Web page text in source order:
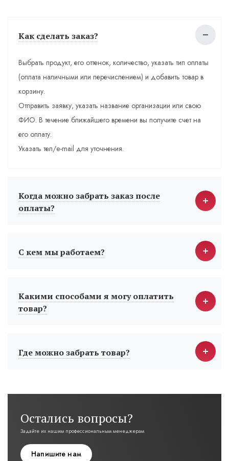
Как сделать заказ?
Выбрать продукт, его оттенок, количество, указать тип оплаты
(оплата наличными или перечислением) и добавить товар в
корзину.
Отправить заявку, указать название организации или свою
ФИО. В течение ближайшего времени вы получите счет на
его оплату.
Указать тел/e-mail для уточнения.
Когда можно забрать заказ после
оплаты?
С кем мы работаем?
Какими способами я могу оплатить
товар?
Где можно забрать товар?
Остались вопросы?
Задайте их нашим профессиональным менеджерам
Напишите нам